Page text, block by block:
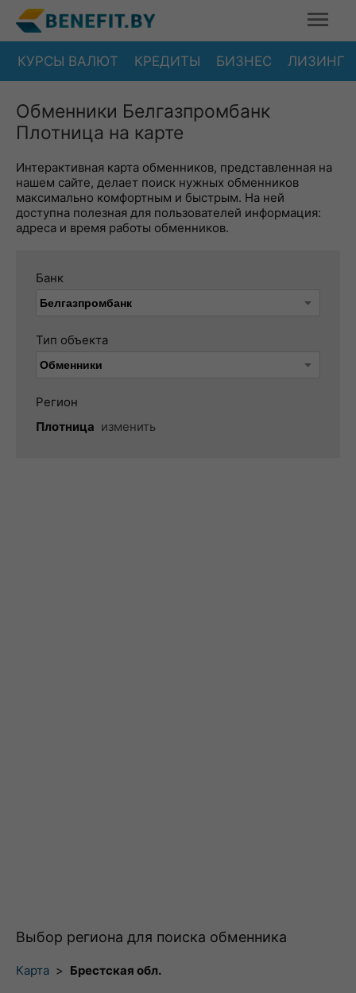
КУРСЫ ВАЛЮТ КРЕДИТЫ БИЗНЕС ЛИЗИНГ
Обменники Белгазпромбанк
Плотница на карте
Интерактивная карта обменников, представленная на
нашем сайте, делает поиск нужных обменников
максимально комфортным и быстрым. На ней
доступна полезная для пользователей информация:
адреса и время работы обменников.
Банк
Тип объекта
Регион
Плотница изменить
Выбор региона для поиска обменника
Карта > Брестская обл.